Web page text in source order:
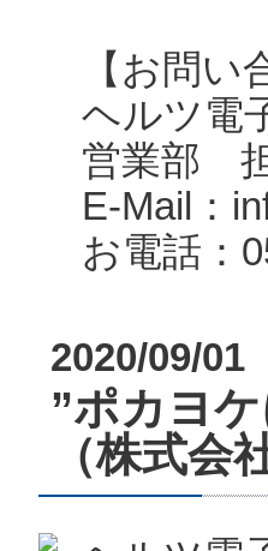
【お問い
ヘルツ電
営業部
E-Mail：
お電話：
2020/09/01
”ポカヨ
（株式会